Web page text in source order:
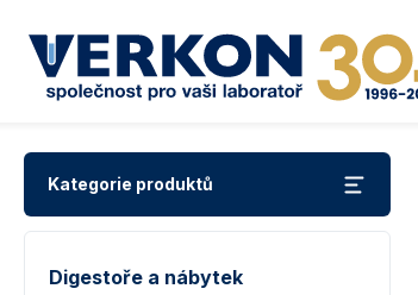
Kategorie produktů
Digestoře a nábytek